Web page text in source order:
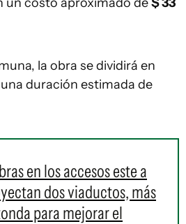
la obra se dividirá en
duración estimada de
en los accesos este a
dos viaductos, más
para mejorar el